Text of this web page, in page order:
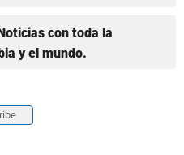
con toda la
y el mundo.